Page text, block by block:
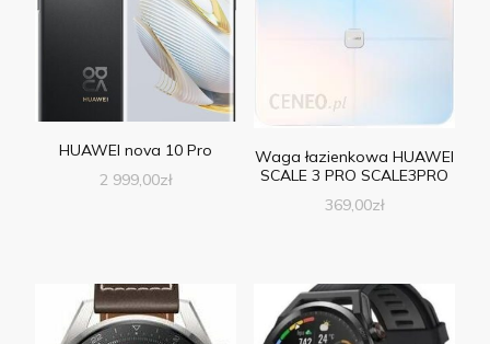
HUAWEI nova 10 Pro
2 999,00zł
Waga łazienkowa HUAWEI
SCALE 3 PRO SCALE3PRO
369,00zł